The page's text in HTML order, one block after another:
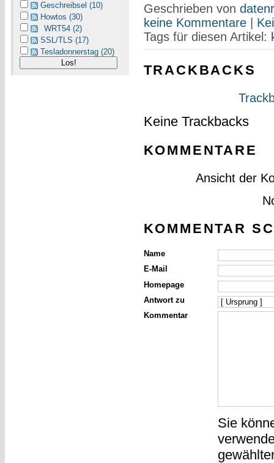
Geschreibsel (10)
Howtos (30)
WRT54 (2)
SSL/TLS (17)
Tesladonnerstag (20)
Geschrieben von
keine Kommentare|
Tags für diesen Artikel:
TRACKBACKS
Keine Trackbacks
KOMMENTARE
Ansicht der
KOMMENTAR
Name
E-Mail
Homepage
Antwort zu
Kommentar
Sie